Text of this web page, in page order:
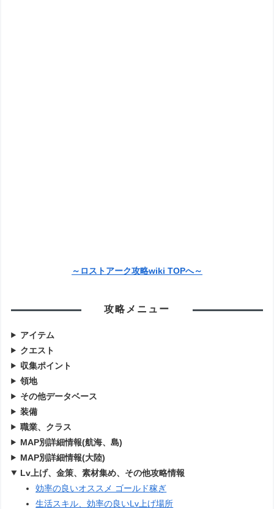
～ロストアーク攻略wiki TOPへ～
攻略メニュー
アイテム
クエスト
収集ポイント
領地
その他データベース
装備
職業、クラス
MAP別詳細情報(航海、島)
MAP別詳細情報(大陸)
Lv上げ、金策、素材集め、その他攻略情報
効率の良いオススメ ゴールド稼ぎ
生活スキル、効率の良いLv上げ場所